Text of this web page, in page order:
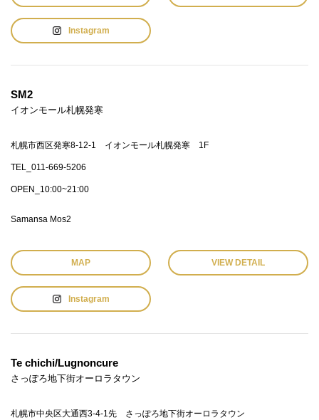
Instagram
SM2
イオンモール札幌発寒
札幌市西区発寒8-12-1 イオンモール札幌発寒 1F
TEL_011-669-5206
OPEN_10:00~21:00
Samansa Mos2
MAP VIEW DETAIL
Instagram
Te chichi/Lugnoncure
さっぽろ地下街オーロラタウン
札幌市中央区大通西3-4-1先 さっぽろ地下街オーロラタウン